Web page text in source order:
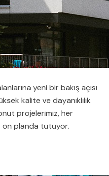
yeni bir bakış açısı
kalite ve dayanıklılık
projelerimiz, her
ön planda tutuyor.